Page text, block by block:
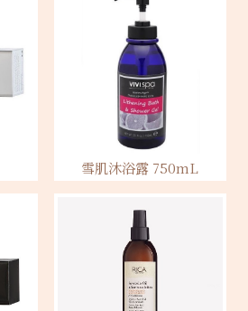
雪肌沐浴露 750mL